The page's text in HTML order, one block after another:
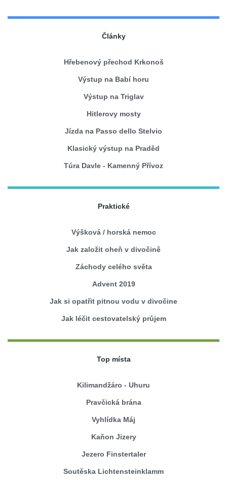
Články
Hřebenový přechod Krkonoš
Výstup na Babí horu
Výstup na Triglav
Hitlerovy mosty
Jízda na Passo dello Stelvio
Klasický výstup na Praděd
Túra Davle - Kamenný Přívoz
Praktické
Výšková / horská nemoc
Jak založit oheň v divočině
Záchody celého světa
Advent 2019
Jak si opatřit pitnou vodu v divočine
Jak léčit cestovatelský průjem
Top místa
Kilimandžáro - Uhuru
Pravčická brána
Vyhlídka Máj
Kaňon Jizery
Jezero Finstertaler
Soutěska Lichtensteinklamm